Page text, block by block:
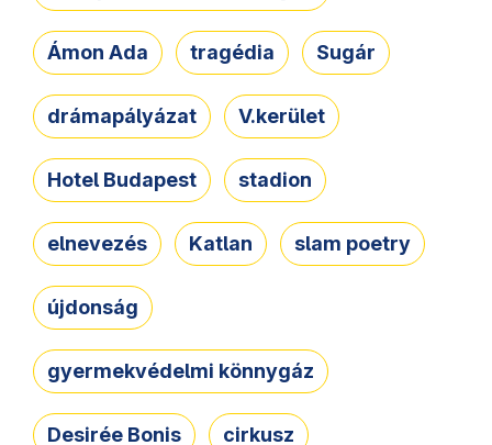
Ámon Ada tragédia Sugár
drámapályázat V.kerület
Hotel Budapest stadion
elnevezés Katlan slam poetry
újdonság
gyermekvédelmi könnygáz
Desirée Bonis cirkusz